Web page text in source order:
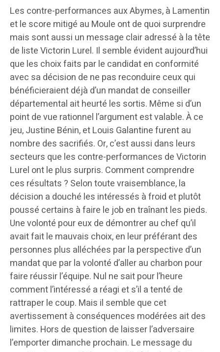
Les contre-performances aux Abymes, à Lamentin
et le score mitigé au Moule ont de quoi surprendre
mais sont aussi un message clair adressé à la tête
de liste Victorin Lurel. Il semble évident aujourd’hui
que les choix faits par le candidat en conformité
avec sa décision de ne pas reconduire ceux qui
bénéficieraient déjà d’un mandat de conseiller
départemental ait heurté les sortis. Même si d’un
point de vue rationnel l’argument est valable. À ce
jeu, Justine Bénin, et Louis Galantine furent au
nombre des sacrifiés. Or, c’est aussi dans leurs
secteurs que les contre-performances de Victorin
Lurel ont le plus surpris. Comment comprendre
ces résultats ? Selon toute vraisemblance, la
décision a douché les intéressés à froid et plutôt
poussé certains à faire le job en traînant les pieds.
Une volonté pour eux de démontrer au chef qu’il
avait fait le mauvais choix, en leur préférant des
personnes plus alléchées par la perspective d’un
mandat que par la volonté d’aller au charbon pour
faire réussir l’équipe. Nul ne sait pour l’heure
comment l’intéressé a réagi et s’il a tenté de
rattraper le coup. Mais il semble que cet
avertissement à conséquences modérées ait des
limites. Hors de question de laisser l’adversaire
l’emporter dimanche prochain. Le message du